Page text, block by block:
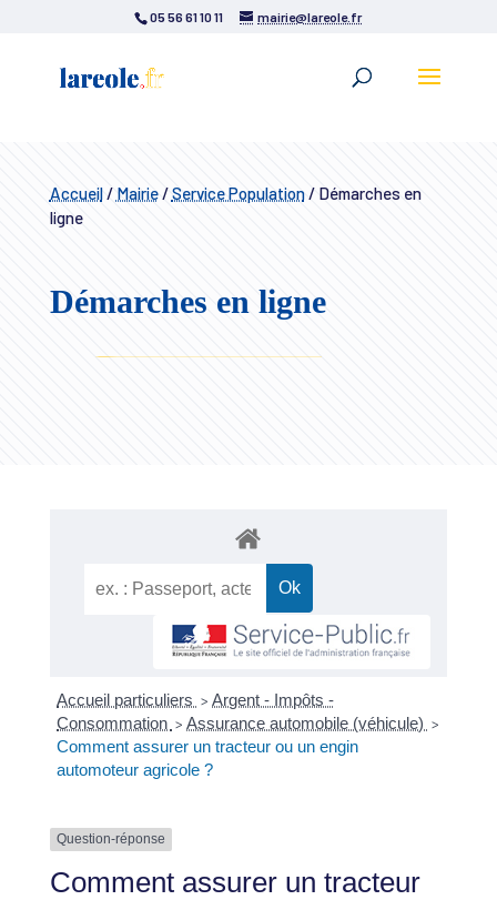
05 56 61 10 11 mairie@lareole.fr
Accueil/ Mairie/Service Population/Démarches en
ligne
Démarches en ligne
Accueil particuliers > Argent - Impôts -
Consommation > Assurance automobile (véhicule) >
Comment assurer un tracteur ou un engin
automoteur agricole ?
Question-réponse
Comment assurer un tracteur